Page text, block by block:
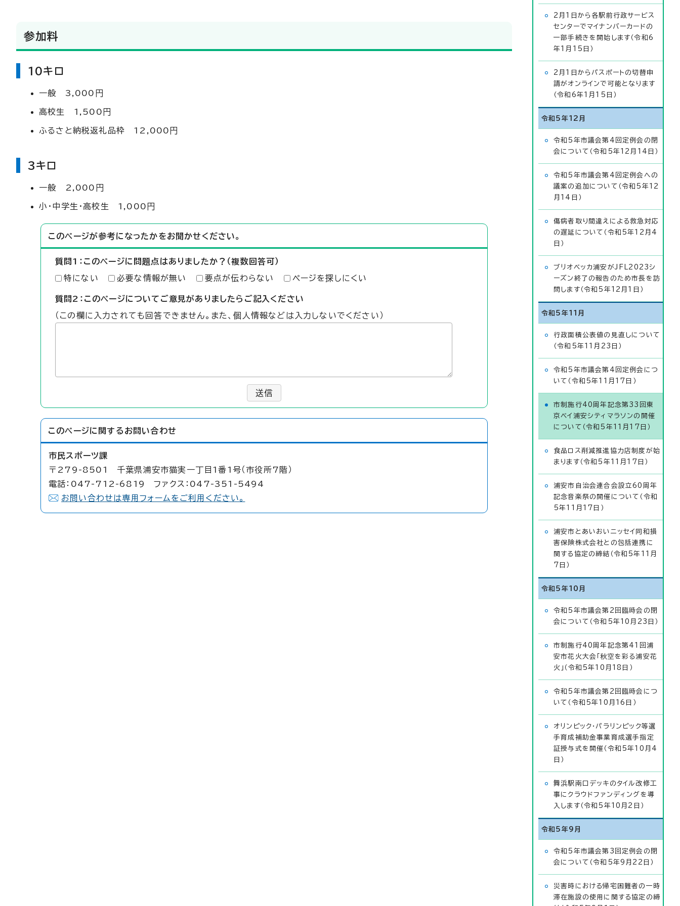
参加料
10キロ
一般 3,000円
高校生 1,500円
ふるさと納税返礼品枠 12,000円
3キロ
一般 2,000円
小・中学生・高校生 1,000円
このページが参考になったかをお聞かせください。
質問1：このページに問題点はありましたか？（複数回答可）
特にない 必要な情報が無い 要点が伝わらない ページを探しにくい
質問2：このページについてご意見がありましたらご記入ください
（この欄に入力されても回答できません。また、個人情報などは入力しないでください）
送信
このページに関する お問い合わせ
市民スポーツ課
〒279-8501 千葉県浦安市猫実一丁目1番1号（市役所7階）
電話：047-712-6819 ファクス：047-351-5494
お問い合わせは専用フォームをご利用ください。
2月1日から各駅前行政サービス
センターでマイナンバーカードの
一部手続きを開始します（令和6
年1月15日）
2月1日からパスポートの切替申
請がオンラインで可能となります
（令和6年1月15日）
令和5年12月
令和5年市議会第4回定例会の閉
会について（令和5年12月14日）
令和5年市議会第4回定例会への
議案の追加について（令和5年12
月14日）
傷病者取り間違えによる救急対応
の遅延について（令和5年12月4
日）
ブリオベッカ浦安がJFL2023シ
ーズン終了の報告のため市長を訪
問します（令和5年12月1日）
令和5年11月
行政面積公表値の見直しについて
（令和5年11月23日）
令和5年市議会第4回定例会につ
いて（令和5年11月17日）
市制施行40周年記念第33回東
京ベイ浦安シティマラソンの開催
について（令和5年11月17日）
食品ロス削減推進協力店制度が始
まります（令和5年11月17日）
浦安市自治会連合会設立60周年
記念音楽祭の開催について（令和
5年11月17日）
浦安市とあいおいニッセイ同和損
害保険株式会社との包括連携に
関する協定の締結（令和5年11月
7日）
令和5年10月
令和5年市議会第2回臨時会の閉
会について（令和5年10月23日）
市制施行40周年記念第41回浦
安市花火大会「秋空を彩る浦安花
火」（令和5年10月18日）
令和5年市議会第2回臨時会につ
いて（令和5年10月16日）
オリンピック・パラリンピック等選
手育成補助金事業育成選手指定
証授与式を開催（令和5年10月4
日）
舞浜駅南口デッキのタイル改修工
事にクラウドファンディングを導
入します（令和5年10月2日）
令和5年9月
令和5年市議会第3回定例会の閉
会について（令和5年9月22日）
災害時における帰宅困難者の一時
滞在施設の使用に関する協定の締